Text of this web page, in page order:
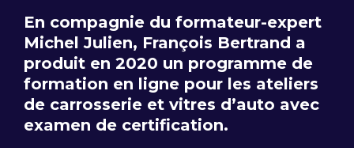
En compagnie du formateur-expert
Michel Julien, François Bertrand a
produit en 2020 un programme de
formation en ligne pour les ateliers
de carrosserie et vitres d’auto avec
examen de certification.